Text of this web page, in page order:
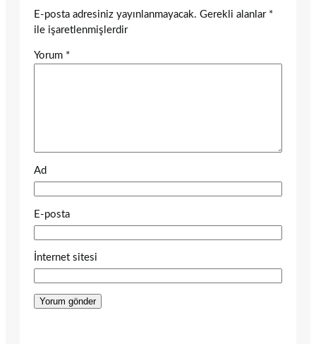
E-posta adresiniz yayınlanmayacak. Gerekli alanlar *
ile işaretlenmişlerdir
Yorum *
Ad
E-posta
İnternet sitesi